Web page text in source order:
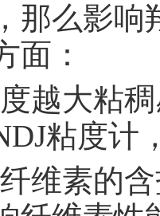
那么影响
面：
越大粘
粘度
维素的